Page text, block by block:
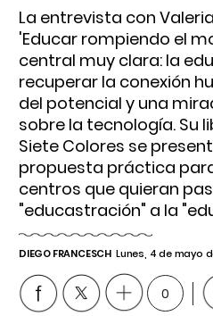
La entrevista con
'Educar rompiendo el
central muy clara: la
recuperar la conexión
del potencial y una
sobre la tecnología. Su
Siete Colores se
propuesta práctica
centros que quieran
"educastración" a la
DIEGO FRANCESCH Lunes, 4 de mayo
0